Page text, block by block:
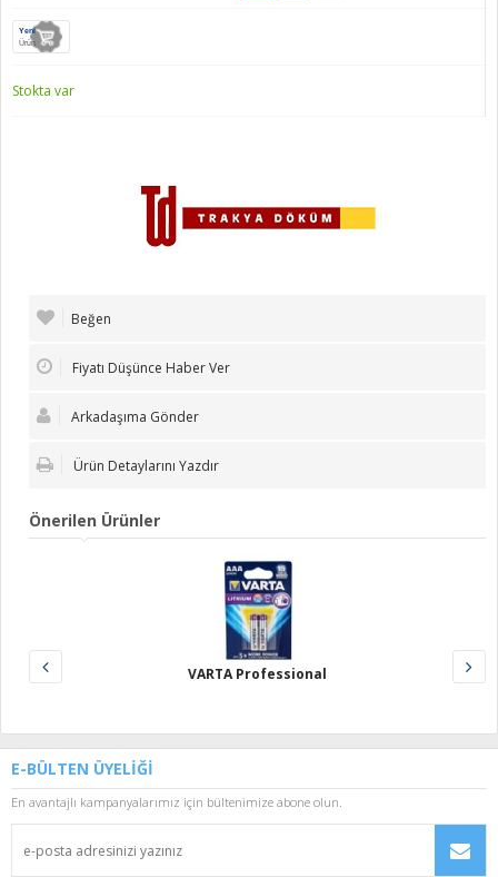
Yeni
Ürün
Stokta var
Beğen
Fiyatı Düşünce Haber Ver
Arkadaşıma Gönder
Ürün Detaylarını Yazdır
Önerilen Ürünler
VARTA Professional
E-BÜLTEN ÜYELİĞİ
En avantajlı kampanyalarımız için bültenimize abone olun.